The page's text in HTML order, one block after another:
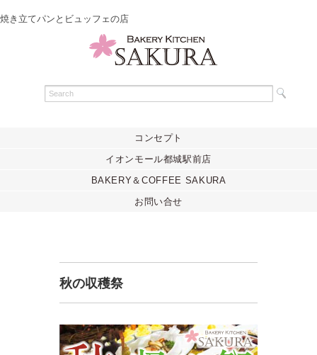
焼き立てパンとビュッフェの店
コンセプト
イオンモール都城駅前店
BAKERY＆COFFEE SAKURA
お問い合せ
秋の収穫祭